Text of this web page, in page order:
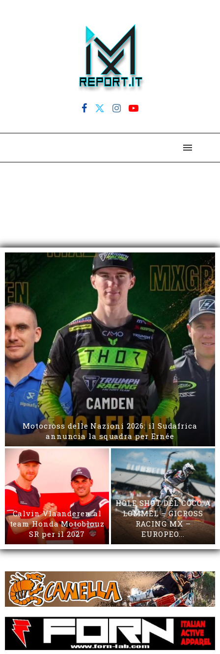
Motocross delle Nazioni 2026: il Sudafrica
annuncia la squadra per Ernée
Calvin Vlaanderen al
team Honda Motoblouz
SR per il 2027
HOLE SHOT DEL COCO A
LOMMEL – GICROSS
RACING MX –
EUROPEO...